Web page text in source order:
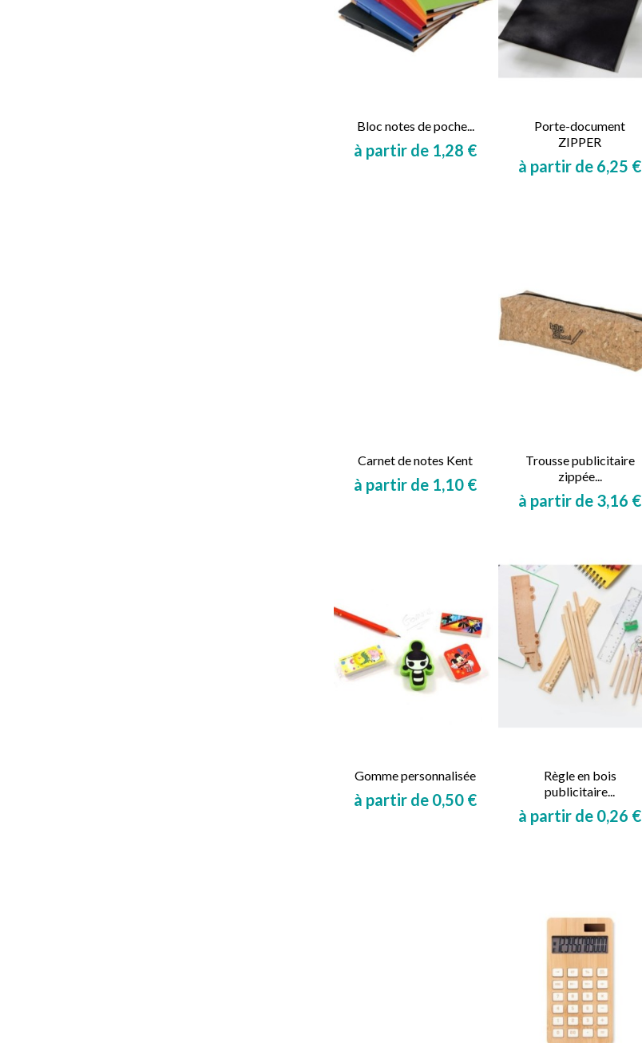
Bloc notes de poche...
à partir de 1,28 €
Porte-document
ZIPPER
à partir de 6,25 €
Carnet de notes Kent
à partir de 1,10 €
Trousse publicitaire
zippée...
à partir de 3,16 €
Gomme personnalisée
à partir de 0,50 €
Règle en bois
publicitaire...
à partir de 0,26 €